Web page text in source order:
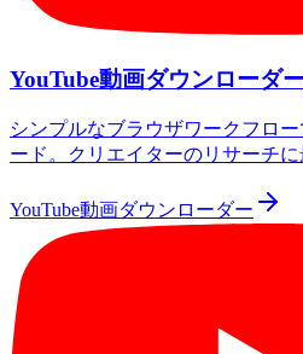
YouTube動画ダウンローダー
シンプルなブラウザワークフロー
ード。クリエイターのリサーチに
YouTube動画ダウンローダー